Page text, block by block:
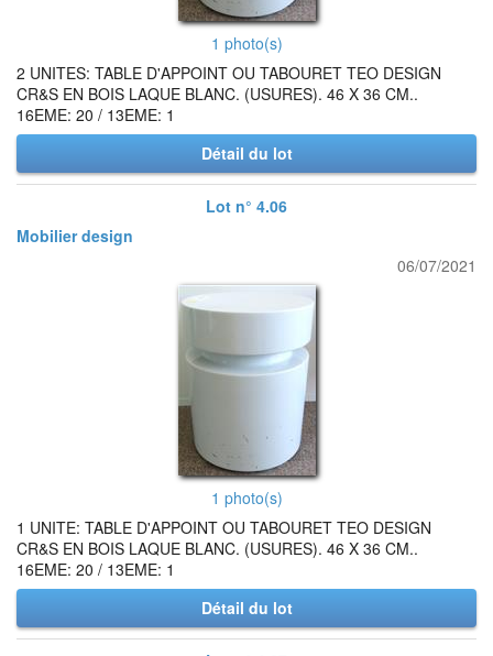
1 photo(s)
2 UNITES: TABLE D'APPOINT OU TABOURET TEO DESIGN
CR&S EN BOIS LAQUE BLANC. (USURES). 46 X 36 CM..
16EME: 20 / 13EME: 1
Détail du lot
Lot n° 4.06
Mobilier design
06/07/2021
1 photo(s)
1 UNITE: TABLE D'APPOINT OU TABOURET TEO DESIGN
CR&S EN BOIS LAQUE BLANC. (USURES). 46 X 36 CM..
16EME: 20 / 13EME: 1
Détail du lot